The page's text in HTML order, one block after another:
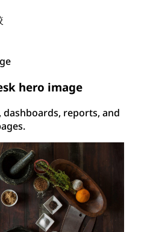
hero image
reports, and